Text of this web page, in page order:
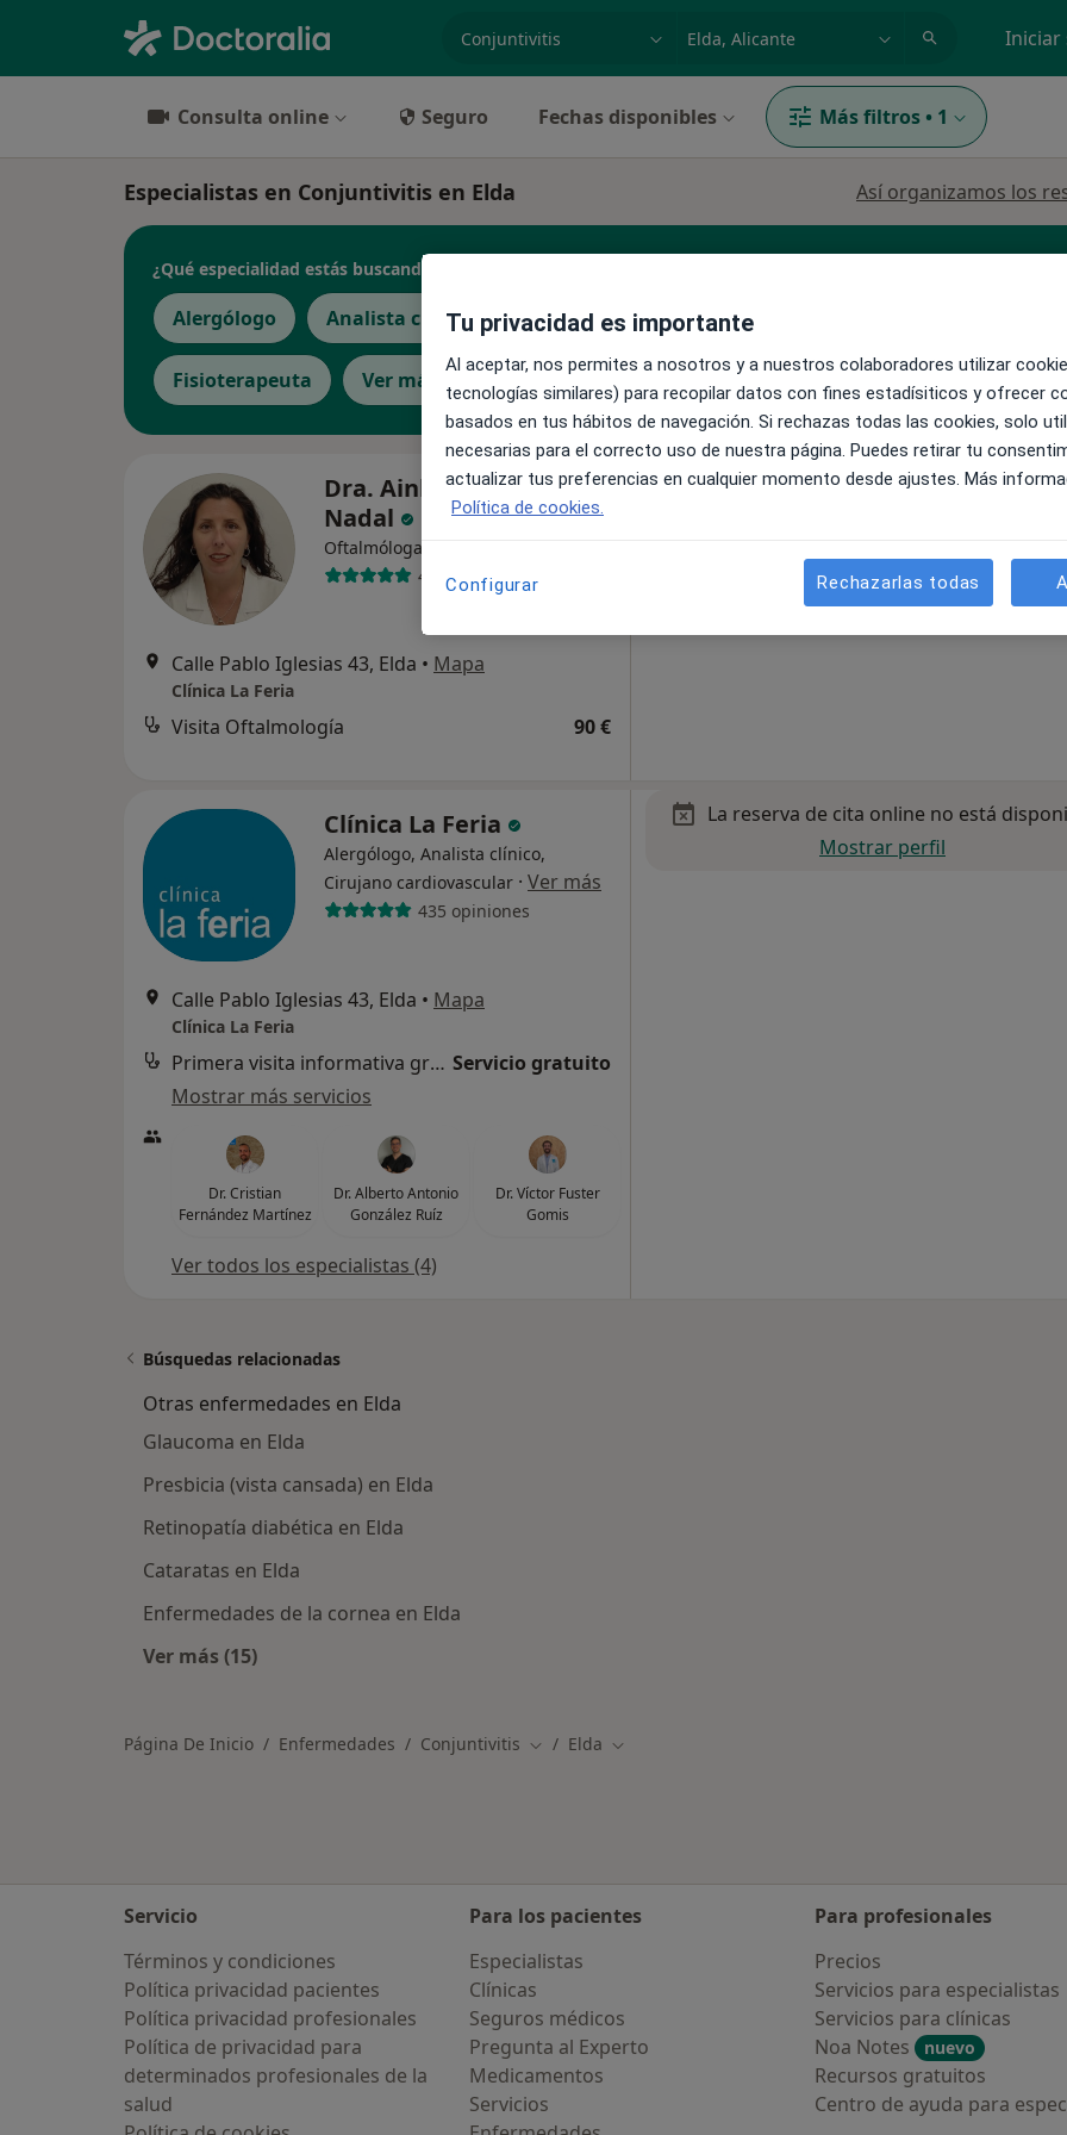
Iniciar
Consulta online Seguro Fechas disponibles Más filtros • 1
Especialistas en Conjuntivitis en Elda Así organizamos los
¿Qué especialidad estás buscando?
Alergólogo Analista clínico Cirujano cardiovascular
Fisioterapeuta Ver más
Dra. Ainhoa Fernández
Nadal
Oftalmóloga
4 opiniones
Calle Pablo Iglesias 43, Elda • Mapa
Clínica La Feria
Visita Oftalmología 90 €
La reserva de cita online no está
Clínica La Feria
Alergólogo, Analista clínico,
Cirujano cardiovascular · Ver más
435 opiniones
Calle Pablo Iglesias 43, Elda • Mapa
Clínica La Feria
Primera visita informativa gratuita Servicio gratuito
Mostrar más servicios
Dr. Cristian
Fernández Martínez
Dr. Alberto Antonio
González Ruíz
Dr. Víctor Fuster
Gomis
Ver todos los especialistas (4)
La reserva de cita online no está
Mostrar perfil
Búsquedas relacionadas
Otras enfermedades en Elda
Glaucoma en Elda
Presbicia (vista cansada) en Elda
Retinopatía diabética en Elda
Cataratas en Elda
Enfermedades de la cornea en Elda
Ver más (15)
Página De Inicio Enfermedades Conjuntivitis Cambiar de ciudad
Elda Cambiar de ciudad
Servicio
Términos y condiciones
Política privacidad pacientes
Política privacidad profesionales
Política de privacidad para
determinados profesionales de la
salud
Para los pacientes
Especialistas
Clínicas
Seguros médicos
Pregunta al Experto
Medicamentos
Servicios
Para profesionales
Precios
Servicios para especialistas
Servicios para clínicas
Noa Notes
nuevo
Recursos gratuitos
Centro de ayuda para
Tu privacidad es importante
Al aceptar, nos permites a nosotros y a nuestros colaboradores utilizar
tecnologías similares) para recopilar datos con fines estadísiticos y ofrecer
basados en tus hábitos de navegación. Si rechazas todas las cookies, solo
necesarias para el correcto uso de nuestra página. Puedes retirar tu
actualizar tus preferencias en cualquier momento desde ajustes. Más
Política de cookies.
Configurar Rechazarlas todas